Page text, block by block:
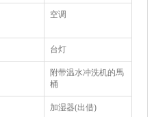
空调
台灯
附带温水冲洗机的馬
桶
加湿器(出借)